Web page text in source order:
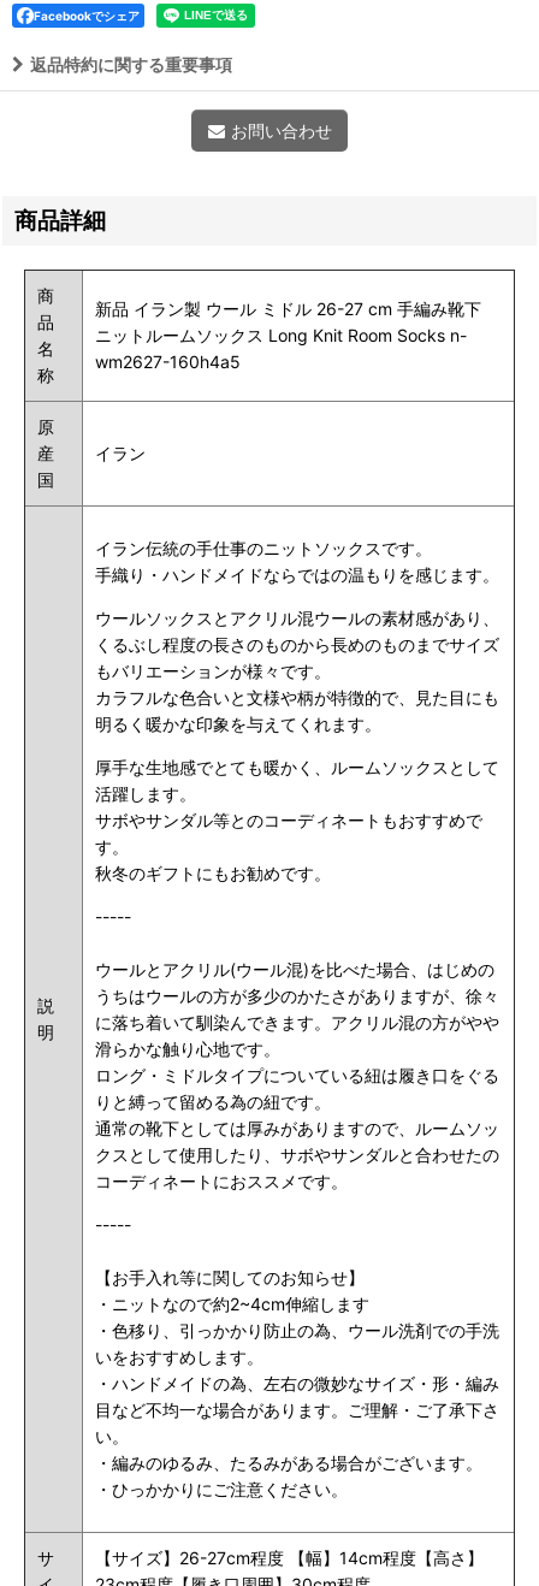
Facebookでシェア
返品特約に関する重要事項
お問い合わせ
商品詳細
商
品
名
称
新品 イラン製 ウール ミドル 26-27 cm 手編み靴下
ニットルームソックス Long Knit Room Socks n-
wm2627-160h4a5
原
産
国
イラン
説
明
イラン伝統の手仕事のニットソックスです。
手織り・ハンドメイドならではの温もりを感じます。
ウールソックスとアクリル混ウールの素材感があり、
くるぶし程度の長さのものから長めのものまでサイズ
もバリエーションが様々です。
カラフルな色合いと文様や柄が特徴的で、見た目にも
明るく暖かな印象を与えてくれます。
厚手な生地感でとても暖かく、ルームソックスとして
活躍します。
サボやサンダル等とのコーディネートもおすすめで
す。
秋冬のギフトにもお勧めです。
-----
ウールとアクリル(ウール混)を比べた場合、はじめの
うちはウールの方が多少のかたさがありますが、徐々
に落ち着いて馴染んできます。アクリル混の方がやや
滑らかな触り心地です。
ロング・ミドルタイプについている紐は履き口をぐる
りと縛って留める為の紐です。
通常の靴下としては厚みがありますので、ルームソッ
クスとして使用したり、サボやサンダルと合わせたの
コーディネートにおススメです。
-----
【お手入れ等に関してのお知らせ】
・ニットなので約2~4cm伸縮します
・色移り、引っかかり防止の為、ウール洗剤での手洗
いをおすすめします。
・ハンドメイドの為、左右の微妙なサイズ・形・編み
目など不均一な場合があります。ご理解・ご了承下さ
い。
・編みのゆるみ、たるみがある場合がございます。
・ひっかかりにご注意ください。
サ
【サイズ】26-27cm程度 【幅】14cm程度【高さ】